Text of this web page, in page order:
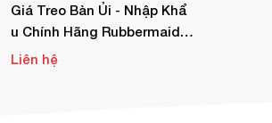
Giá Treo Bàn Ủi - Nhập Khẩ
U Chính Hãng Rubbermaid F
G245506WHT
Liên hệ